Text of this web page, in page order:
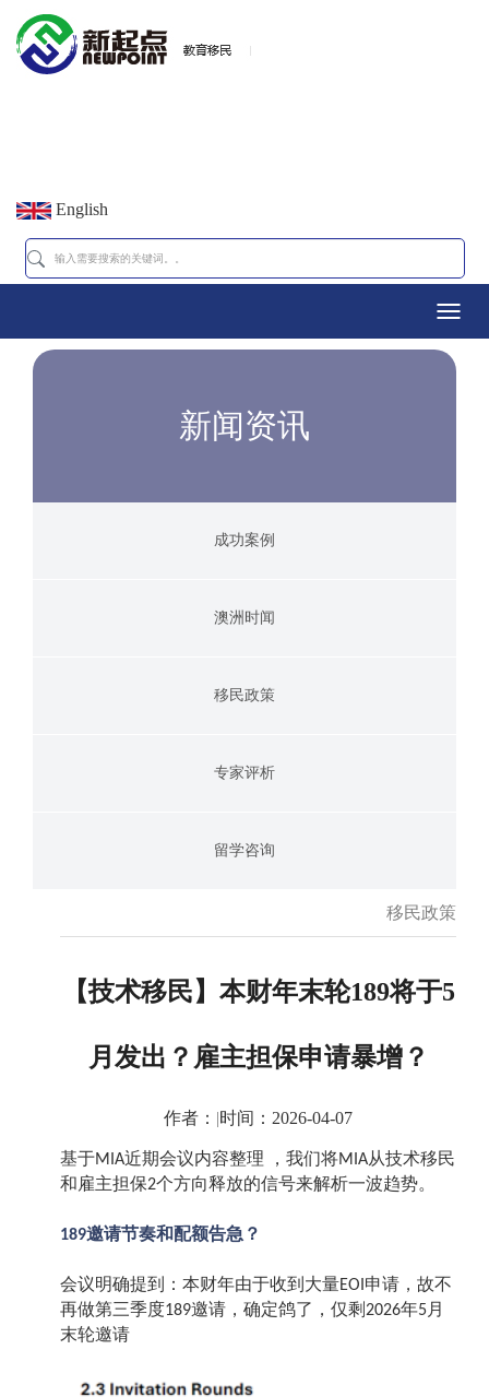
English
新闻资讯
成功案例
澳洲时闻
移民政策
专家评析
留学咨询
移民政策
【技术移民】本财年末轮189将于5
月发出？雇主担保申请暴增？
作者： |时间：2026-04-07
基于MIA近期会议内容整理 ，我们将MIA从技术移民
和雇主担保2个方向释放的信号来解析一波趋势。
189邀请节奏和配额告急？
会议明确提到：本财年由于收到大量EOI 申请，故不
再做第三季度189邀请，确定鸽了，仅剩2026年5月
末轮邀请